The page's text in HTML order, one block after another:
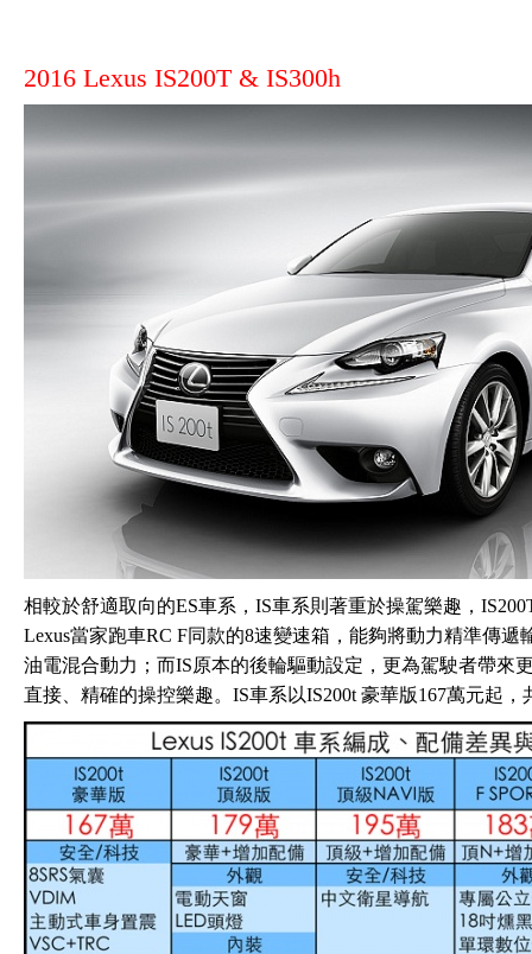
2016 Lexus IS200T & IS300h
相較於舒適取向的ES車系，IS車系則著重於操駕樂趣，
Lexus當家跑車RC F同款的8速變速箱，能夠將動力精準傳遞
油電混合動力；而IS原本的後輪驅動設定，更為駕駛者帶來
直接、精確的操控樂趣。IS車系以IS200t 豪華版167萬元起